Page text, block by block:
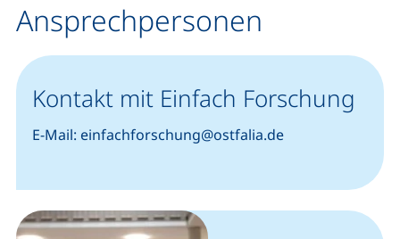
Ansprechpersonen
Kontakt mit Einfach Forschung
E-Mail: einfachforschung@ostfalia.de